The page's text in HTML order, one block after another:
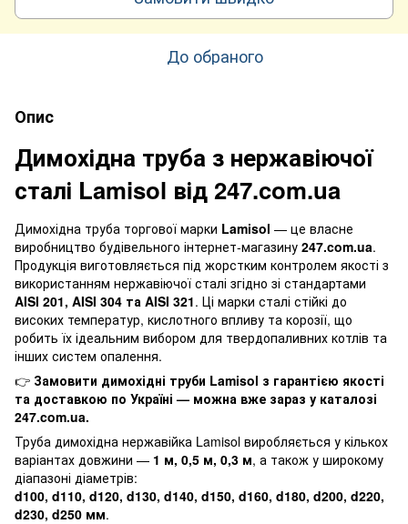
До обраного
Опис
Димохідна труба з нержавіючої
сталі Lamisol від 247.com.ua
Димохідна труба торгової марки Lamisol — це власне
виробництво будівельного інтернет-магазину 247.com.ua.
Продукція виготовляється під жорстким контролем якості з
використанням нержавіючої сталі згідно зі стандартами
AISI 201, AISI 304 та AISI 321. Ці марки сталі стійкі до
високих температур, кислотного впливу та корозії, що
робить їх ідеальним вибором для твердопаливних котлів та
інших систем опалення.
👉 Замовити димохідні труби Lamisol з гарантією якості
та доставкою по Україні — можна вже зараз у каталозі
247.com.ua.
Труба димохідна нержавійка Lamisol виробляється у кількох
варіантах довжини — 1 м, 0,5 м, 0,3 м, а також у широкому
діапазоні діаметрів:
d100, d110, d120, d130, d140, d150, d160, d180, d200, d220,
d230, d250 мм.